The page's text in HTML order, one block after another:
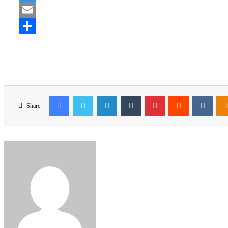
Twitter
Email
Share
FacebookTwitter LinkedInTumblr PinterestReddit